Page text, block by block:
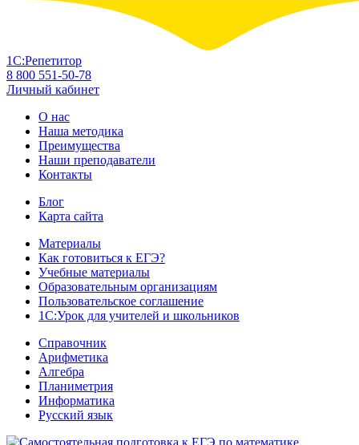
1С:Репетитор
8 800 551-50-78
Личный кабинет
О нас
Наша методика
Преимущества
Наши преподаватели
Контакты
Блог
Карта сайта
Материалы
Как готовиться к ЕГЭ?
Учебные материалы
Образовательным организациям
Пользовательское соглашение
1С:Урок для учителей и школьников
Справочник
Арифметика
Алгебра
Планиметрия
Информатика
Русский язык